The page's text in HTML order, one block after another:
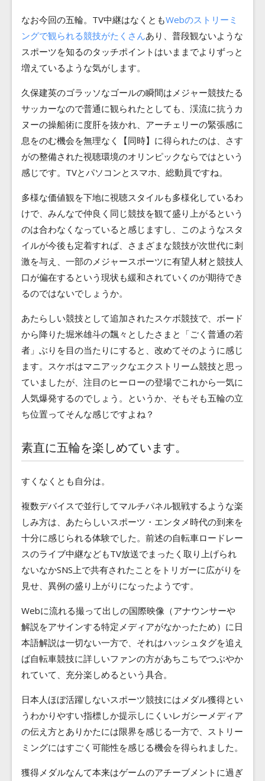
なお今回の五輪。TV中継はなくともWebのストリーミ
ングで観られる競技がたくさんあり、普段観ないような
スポーツを知るのタッチポイントはいままでよりずっと
増えているような気がします。
久保建英のゴラッソなゴールの瞬間はメジャー競技たる
サッカーなので普通に観られたとしても、渓流に抗うカ
ヌーの操船術に度肝を抜かれ、アーチェリーの緊張感に
息をのむ機会を無理なく【同時】に得られたのは、さす
がの整備された視聴環境のオリンピックならではという
感じです。TVとパソコンとスマホ、総動員ですね。
多様な価値観を下地に視聴スタイルも多様化しているわ
けで、みんなで仲良く同じ競技を観て盛り上がるという
のは合わなくなっていると感じますし、このようなスタ
イルが今後も定着すれば、さまざまな競技が次世代に刺
激を与え、一部のメジャースポーツに有望人材と競技人
口が偏在するという現状も緩和されていくのが期待でき
るのではないでしょうか。
あたらしい競技として追加されたスケボ競技で、ボード
から降りた堀米雄斗の飄々としたさまと「ごく普通の若
者」ぶりを目の当たりにすると、改めてそのように感じ
ます。スケボはマニアックなエクストリーム競技と思っ
ていましたが、注目のヒーローの登場でこれから一気に
人気爆発するのでしょう。というか、そもそも五輪の立
ち位置ってそんな感じですよね？
素直に五輪を楽しめています。
すくなくとも自分は。
複数デバイスで並行してマルチパネル観戦するような楽
しみ方は、あたらしいスポーツ・エンタメ時代の到来を
十分に感じられる体験でした。前述の自転車ロードレー
スのライブ中継などもTV放送でまったく取り上げられ
ないなかSNS上で共有されたことをトリガーに広がりを
見せ、異例の盛り上がりになったようです。
Webに流れる撮って出しの国際映像（アナウンサーや
解説をアサインする特定メディアがなかったため）に日
本語解説は一切ない一方で、それはハッシュタグを追え
ば自転車競技に詳しいファンの方があちこちでつぶやか
れていて、充分楽しめるという具合。
日本人ほぼ活躍しないスポーツ競技にはメダル獲得とい
うわかりやすい指標しか提示しにくいレガシーメディア
の伝え方とありかたには限界を感じる一方で、ストリー
ミングにはすごく可能性を感じる機会を得られました。
獲得メダルなんて本来はゲームのアチーブメントに過ぎ